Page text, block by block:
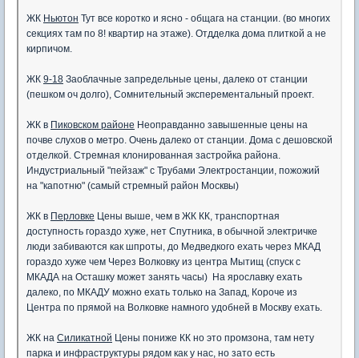
ЖК Ньютон Тут все коротко и ясно - общага на станции. (во многих
секциях там по 8! квартир на этаже). Отдделка дома плиткой а не
кирпичом.
ЖК 9-18 Заоблачные запредельные цены, далеко от станции
(пешком оч долго), Сомнительный эксперементальный проект.
ЖК в Пиковском районе Неоправданно завышенные цены на
почве слухов о метро. Очень далеко от станции. Дома с дешовской
отделкой. Стремная клонированная застройка района.
Индустриальный "пейзаж" с Трубами Электростанции, пожожий
на "капотню" (самый стремный район Москвы)
ЖК в Перловке Цены выше, чем в ЖК КК, транспортная
доступность гораздо хуже, нет Спутника, в обычной электричке
люди забиваются как шпроты, до Медведкого ехать через МКАД
гораздо хуже чем Через Волковку из центра Мытищ (спуск с
МКАДА на Осташку может занять часы) На ярославку ехать
далеко, по МКАДУ можно ехать только на Запад, Короче из
Центра по прямой на Волковке намного удобней в Москву ехать.
ЖК на Силикатной Цены пониже КК но это промзона, там нету
парка и инфраструктуры рядом как у нас, но зато есть